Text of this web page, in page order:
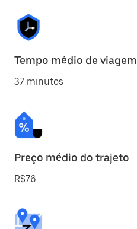
Tempo médio de viagem
37 minutos
Preço médio do trajeto
R$76